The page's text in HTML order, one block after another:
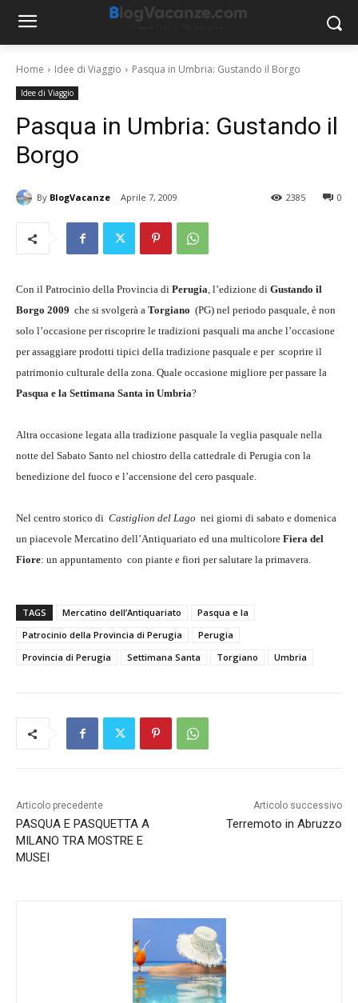
Home Idee di Viaggio Pasqua in Umbria: Gustando il Borgo
Idee di Viaggio
Pasqua in Umbria: Gustando il
Borgo
By BlogVacanze Aprile 7, 2009 0
2385
Con il Patrocinio della Provincia di Perugia, l’edizione di Gustando il
Borgo 2009 che si svolgerà a Torgiano (PG) nel periodo pasquale, è non
solo l’occasione per riscoprire le tradizioni pasquali ma anche l’occasione
per assaggiare prodotti tipici della tradizione pasquale e per scoprire il
patrimonio culturale della zona. Quale occasione migliore per passare la
Pasqua e la Settimana Santa in Umbria?
Altra occasione legata alla tradizione pasquale la veglia pasquale nella
notte del Sabato Santo nel chiostro della cattedrale di Perugia con la
benedizione del fuoco e l’accensione del cero pasquale.
Nel centro storico di Castiglion del Lago nei giorni di sabato e domenica
un piacevole Mercatino dell’Antiquariato ed una multicolore Fiera del
Fiore: un appuntamento con piante e fiori per salutare la primavera.
TAGS Mercatino dell’Antiquariato
Pasqua e la
Patrocinio della Provincia di Perugia
Perugia
Provincia di Perugia
Settimana Santa Torgiano Umbria
Articolo precedente
PASQUA E PASQUETTA A
MILANO TRA MOSTRE E
MUSEI
Articolo successivo
Terremoto in Abruzzo